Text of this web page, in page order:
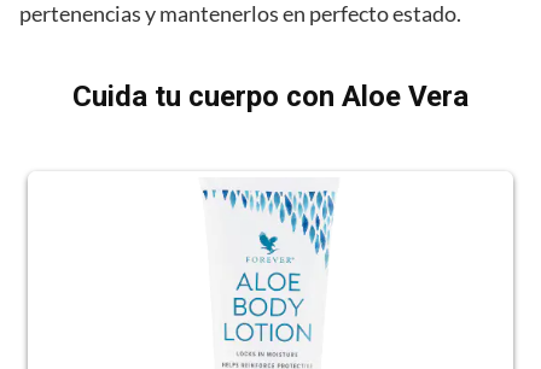
pertenencias y mantenerlos en perfecto estado.
Cuida tu cuerpo con Aloe Vera